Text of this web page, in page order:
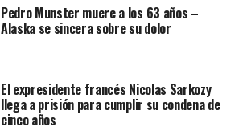
Pedro Munster muere a los 63 años –
Alaska se sincera sobre su dolor
El expresidente francés Nicolas Sarkozy
llega a prisión para cumplir su condena de
cinco años